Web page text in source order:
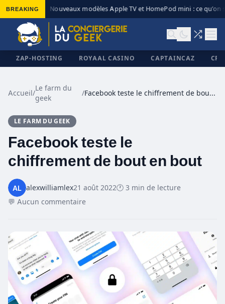
BREAKING Nouveaux modèles Apple TV et HomePod mini : ce qu’on
ZAP-HOSTING ROYAAL CASINO CAPTAINCAZ
Accueil/
Le farm du
geek
/ Facebook teste le chiffrement de bout en bout
LE FARM DU GEEK
Facebook teste le
chiffrement de bout en bout
alexwilliamlex21 août 2022🕐 3 min de lecture
💬 Aucun commentaire